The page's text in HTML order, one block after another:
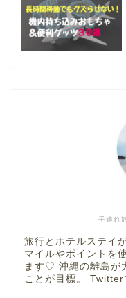
子連れ
旅行とホテルステイ
マイルやポイントを
ます♡ 沖縄の離島が
ことが目標。 Twitter